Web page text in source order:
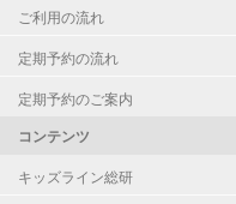
ご利用の流れ
定期予約の流れ
定期予約のご案内
コンテンツ
キッズライン総研